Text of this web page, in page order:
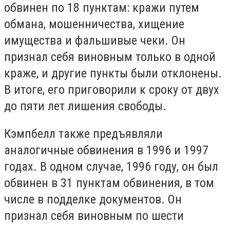
обвинен по 18 пунктам: кражи путем
обмана, мошенничества, хищение
имущества и фальшивые чеки. Он
признал себя виновным только в одной
краже, и другие пункты были отклонены.
В итоге, его приговорили к сроку от двух
до пяти лет лишения свободы.
Кэмпбелл также предъявляли
аналогичные обвинения в 1996 и 1997
годах. В одном случае, 1996 году, он был
обвинен в 31 пунктам обвинения, в том
числе в подделке документов. Он
признал себя виновным по шести